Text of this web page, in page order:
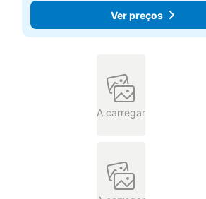
Ver preços
A carregar